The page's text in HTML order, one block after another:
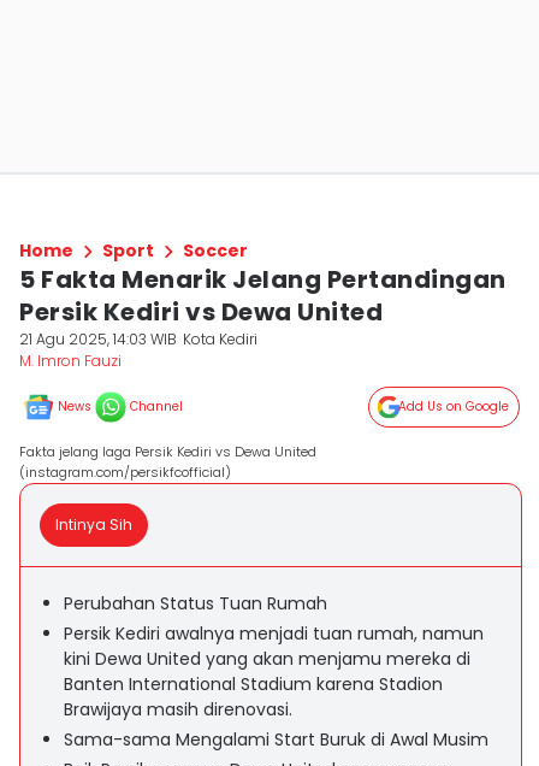
Home Sport Soccer
5 Fakta Menarik Jelang Pertandingan
Persik Kediri vs Dewa United
21 Agu 2025, 14:03 WIB Kota Kediri
M. Imron Fauzi
News Channel Add Us on Google
Fakta jelang laga Persik Kediri vs Dewa United
(instagram.com/persikfcofficial)
Intinya Sih
Perubahan Status Tuan Rumah
Persik Kediri awalnya menjadi tuan rumah, namun
kini Dewa United yang akan menjamu mereka di
Banten International Stadium karena Stadion
Brawijaya masih direnovasi.
Sama-sama Mengalami Start Buruk di Awal Musim